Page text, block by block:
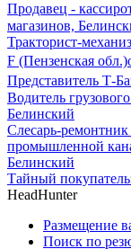
Продавец - кассир
магазинов,
Тракторист-
F (Пензенская обл.)
Представитель Т-
Водитель
Белинский
Слесарь-ремонтник
промышленной
Белинский
Тайный покупатель
HeadHunter
Размещение
Поиск по